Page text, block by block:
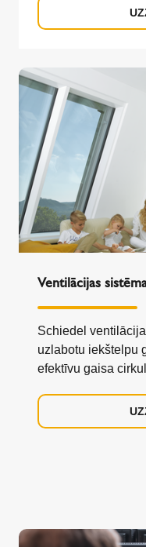
Ventilācijas
Schiedel
uzlabotu iekštelpu
efektīvu gaisa